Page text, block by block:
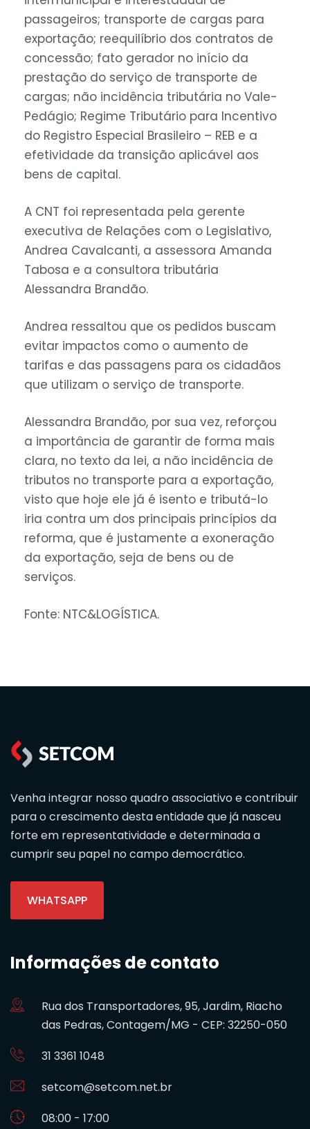
passageiros; transporte de cargas para
exportação; reequilíbrio dos contratos de
concessão; fato gerador no início da
prestação do serviço de transporte de
cargas; não incidência tributária no Vale-
Pedágio; Regime Tributário para Incentivo
do Registro Especial Brasileiro – REB e a
efetividade da transição aplicável aos
bens de capital.
A CNT foi representada pela gerente
executiva de Relações com o Legislativo,
Andrea Cavalcanti, a assessora Amanda
Tabosa e a consultora tributária
Alessandra Brandão.
Andrea ressaltou que os pedidos buscam
evitar impactos como o aumento de
tarifas e das passagens para os cidadãos
que utilizam o serviço de transporte.
Alessandra Brandão, por sua vez, reforçou
a importância de garantir de forma mais
clara, no texto da lei, a não incidência de
tributos no transporte para a exportação,
visto que hoje ele já é isento e tributá-lo
iria contra um dos principais princípios da
reforma, que é justamente a exoneração
da exportação, seja de bens ou de
serviços.
Fonte: NTC&LOGÍSTICA.
Venha integrar nosso quadro associativo e contribuir
para o crescimento desta entidade que já nasceu
forte em representatividade e determinada a
cumprir seu papel no campo democrático.
WHATSAPP
Informações de contato
Rua dos Transportadores, 95, Jardim, Riacho
das Pedras, Contagem/MG - CEP: 32250-050
31 3361 1048
setcom@setcom.net.br
08:00 - 17:00